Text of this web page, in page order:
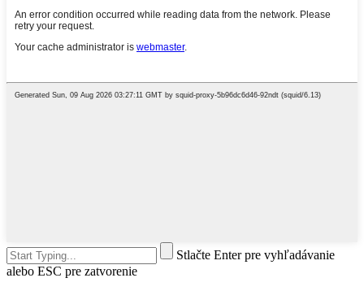
Stlačte Enter pre vyhľadávanie
alebo ESC pre zatvorenie